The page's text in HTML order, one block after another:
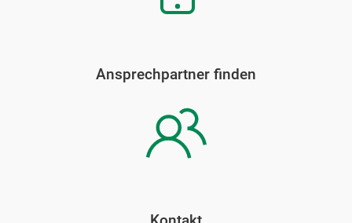
Ansprechpartner finden